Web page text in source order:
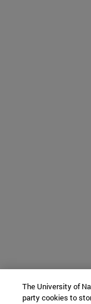
The University of
party cookies to